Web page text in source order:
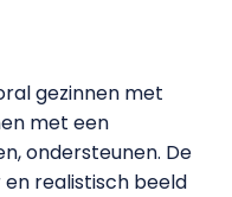
gezinnen met
met een
ondersteunen. De
realistisch beeld